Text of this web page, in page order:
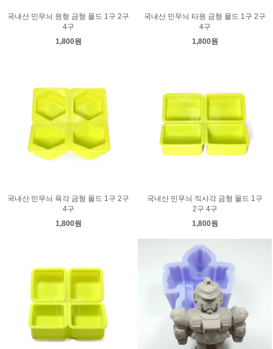
국내산 민무늬 원형 금형 몰드 1구 2구
4구
1,800원
국내산 민무늬 타원 금형 몰드 1구 2구
4구
1,800원
국내산 민무늬 육각 금형 몰드 1구 2구
4구
1,800원
국내산 민무늬 직사각 금형 몰드 1구
2구 4구
1,800원